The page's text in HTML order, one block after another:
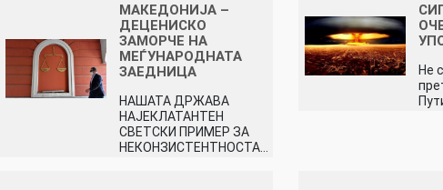
МАКЕДОНИЈА –
ДЕЦЕНИСКО
ЗАМОРЧЕ НА
МЕЃУНАРОДНАТА
ЗАЕДНИЦА
НАШАТА ДРЖАВА
НАЈЕКЛАТАНТЕН
СВЕТСКИ ПРИМЕР ЗА
НЕКОНЗИСТЕНТНОСТА…
Не